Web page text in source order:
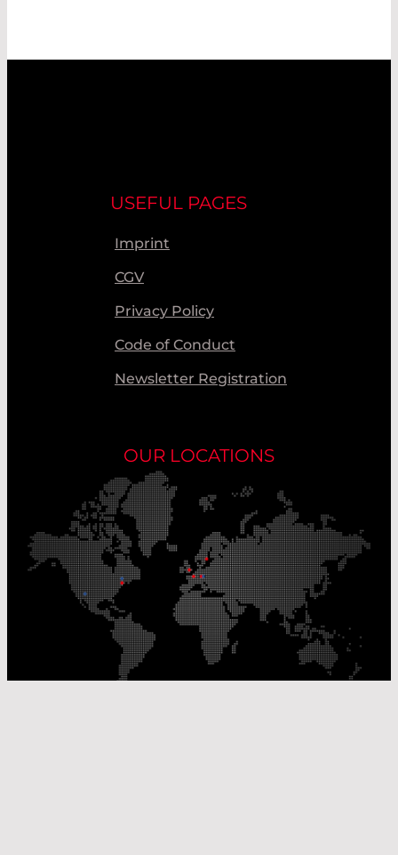
USEFUL PAGES
Imprint
CGV
Privacy Policy
Code of Conduct
Newsletter Registration
OUR LOCATIONS